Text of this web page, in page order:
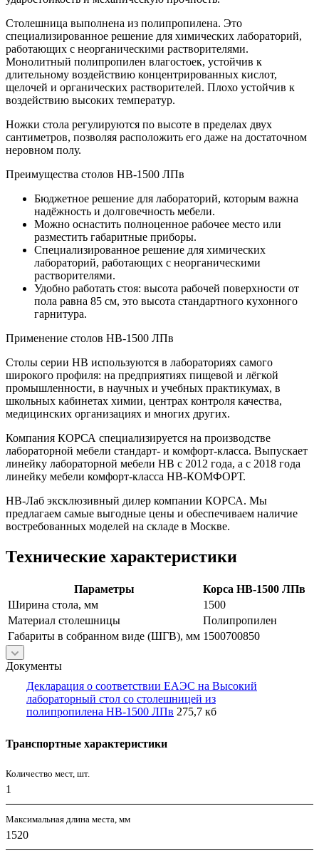
Столешница выполнена из полипропилена. Это
специализированное решение для химических лабораторий,
работающих с неорганическими растворителями.
Монолитный полипропилен влагостоек, устойчив к
длительному воздействию концентрированных кислот,
щелочей и органических растворителей. Плохо устойчив к
воздействию высоких температур.
Ножки стола регулируются по высоте в пределах двух
сантиметров, позволяя расположить его даже на достаточном
неровном полу.
Преимущества столов НВ-1500 ЛПв
Бюджетное решение для лабораторий, которым важна
надёжность и долговечность мебели.
Можно оснастить полноценное рабочее место или
разместить габаритные приборы.
Специализированное решение для химических
лабораторий, работающих с неорганическими
растворителями.
Удобно работать стоя: высота рабочей поверхности от
пола равна 85 см, это высота стандартного кухонного
гарнитура.
Применение столов НВ-1500 ЛПв
Столы серии НВ используются в лабораториях самого
широкого профиля: на предприятиях пищевой и лёгкой
промышленности, в научных и учебных практикумах, в
школьных кабинетах химии, центрах контроля качества,
медицинских организациях и многих других.
Компания КОРСА специализируется на производстве
лабораторной мебели стандарт- и комфорт-класса. Выпускает
линейку лабораторной мебели НВ с 2012 года, а с 2018 года
линейку мебели комфорт-класса НВ-КОМФОРТ.
НВ-Лаб эксклюзивный дилер компании КОРСА. Мы
предлагаем самые выгодные цены и обеспечиваем наличие
востребованных моделей на складе в Москве.
Технические характеристики
Параметры
Корса НВ-1500 ЛПв
Ширина стола, мм
1500
Материал столешницы
Полипропилен
Габариты в собранном виде (ШГВ), мм 1500700850
Документы
Декларация о соответствии ЕАЭС на Высокий
лабораторный стол со столешницей из
полипропилена НВ-1500 ЛПв 275,7 кб
Транспортные характеристики
Количество мест, шт.
1
Максимальная длина места, мм
1520